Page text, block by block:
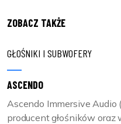
ZOBACZ TAKŻE
GŁOŚNIKI I SUBWOFERY
ASCENDO
Ascendo Immersive
producent głośników